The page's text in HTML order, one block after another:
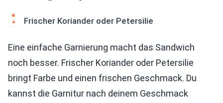
Frischer Koriander oder Petersilie
Eine einfache Garnierung macht das Sandwich
noch besser. Frischer Koriander oder Petersilie
bringt Farbe und einen frischen Geschmack. Du
kannst die Garnitur nach deinem Geschmack